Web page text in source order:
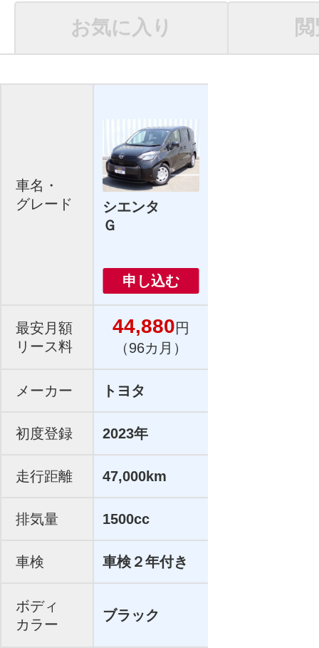
お気に入り
車名・
グレード
シエンタ
Ｇ
申し込む
最安月額
リース料
44,880円
（96カ月）
メーカー トヨタ
初度登録 2023年
走行距離 47,000km
排気量 1500cc
車検 車検２年付き
ボディ
カラー
ブラック